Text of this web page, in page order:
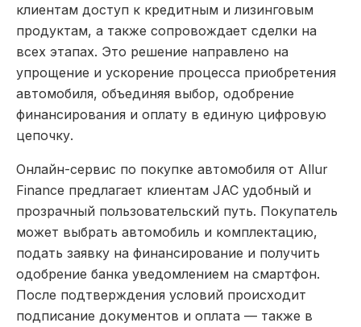
клиентам доступ к кредитным и лизинговым
продуктам, а также сопровождает сделки на
всех этапах. Это решение направлено на
упрощение и ускорение процесса приобретения
автомобиля, объединяя выбор, одобрение
финансирования и оплату в единую цифровую
цепочку.
Онлайн-сервис по покупке автомобиля от Allur
Finance предлагает клиентам JAC удобный и
прозрачный пользовательский путь. Покупатель
может выбрать автомобиль и комплектацию,
подать заявку на финансирование и получить
одобрение банка уведомлением на смартфон.
После подтверждения условий происходит
подписание документов и оплата — также в